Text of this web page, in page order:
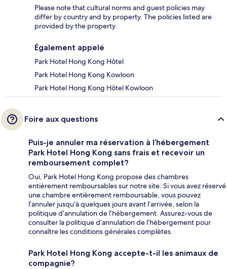
Please note that cultural norms and guest policies may
differ by country and by property. The policies listed are
provided by the property.
Également appelé
Park Hotel Hong Kong Hôtel
Park Hotel Hong Kong Kowloon
Park Hotel Hong Kong Hôtel Kowloon
Foire aux questions
Puis-je annuler ma réservation à l’hébergement
Park Hotel Hong Kong sans frais et recevoir un
remboursement complet?
Oui, Park Hotel Hong Kong propose des chambres
entièrement remboursables sur notre site. Si vous avez réservé
une chambre entièrement remboursable, vous pouvez
l’annuler jusqu’à quelques jours avant l’arrivée, selon la
politique d’annulation de l’hébergement. Assurez-vous de
consulter la politique d’annulation de l’hébergement pour
connaître les conditions générales complètes.
Park Hotel Hong Kong accepte-t-il les animaux de
compagnie?